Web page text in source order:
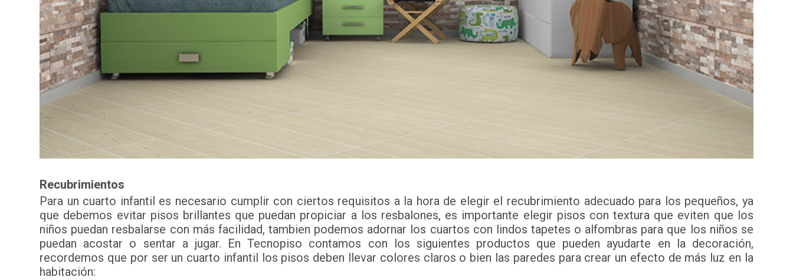
Recubrimientos
Para un cuarto infantil es necesario cumplir con ciertos requisitos a la hora de elegir el recubrimiento adecuado para los pequeños, ya
que debemos evitar pisos brillantes que puedan propiciar a los resbalones, es importante elegir pisos con textura que eviten que los
niños puedan resbalarse con más facilidad, tambien podemos adornar los cuartos con lindos tapetes o alfombras para que los niños se
puedan acostar o sentar a jugar. En Tecnopiso contamos con los siguientes productos que pueden ayudarte en la decoración,
recordemos que por ser un cuarto infantil los pisos deben llevar colores claros o bien las paredes para crear un efecto de más luz en la
habitación: